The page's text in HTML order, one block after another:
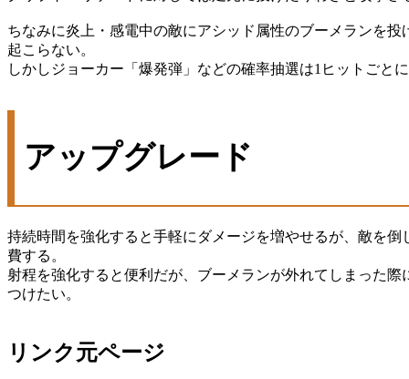
ちなみに炎上・感電中の敵にアシッド属性のブーメランを
起こらない。
しかしジョーカー「爆発弾」などの確率抽選は1ヒットごと
アップグレード
持続時間を強化すると手軽にダメージを増やせるが、敵を
費する。
射程を強化すると便利だが、ブーメランが外れてしまった
つけたい。
リンク元ページ